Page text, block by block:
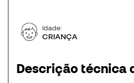
Idade:
CRIANÇA
Descrição técnica